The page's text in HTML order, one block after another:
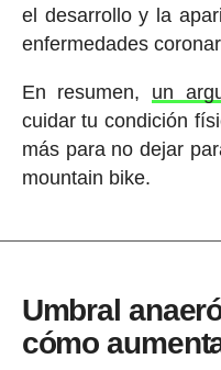
el desarrollo y la
enfermedades
En resumen, un
cuidar tu condición
más para no dejar
mountain bike.
Umbral
cómo